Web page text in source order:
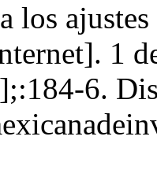
los
1
6.